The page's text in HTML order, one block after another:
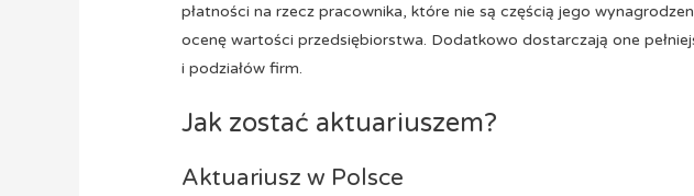
płatności na rzecz pracownika, które nie są częścią jego
ocenę wartości przedsiębiorstwa. Dodatkowo dostarczają one
i podziałów firm.
Jak zostać aktuariuszem?
Aktuariusz w Polsce